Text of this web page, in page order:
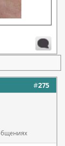
#275